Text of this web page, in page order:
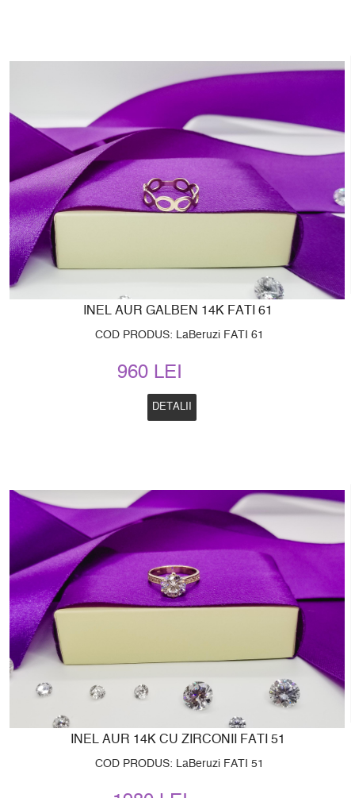
INEL AUR GALBEN 14K FATI 61
COD PRODUS: LaBeruzi FATI 61
960 LEI
DETALII
INEL AUR 14K CU ZIRCONII FATI 51
COD PRODUS: LaBeruzi FATI 51